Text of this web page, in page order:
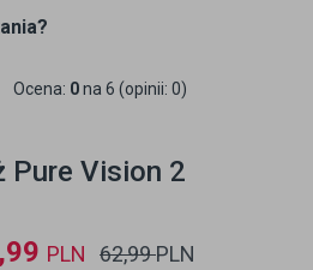
Ocena: 0na 6 (opinii: 0)
Pure Vision 2
PLN 62,99PLN